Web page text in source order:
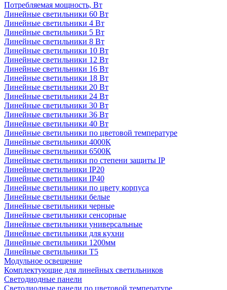
Потребляемая мощность, Вт
Линейные светильники 60 Вт
Линейные светильники 4 Вт
Линейные светильники 5 Вт
Линейные светильники 8 Вт
Линейные светильники 10 Вт
Линейные светильники 12 Вт
Линейные светильники 16 Вт
Линейные светильники 18 Вт
Линейные светильники 20 Вт
Линейные светильники 24 Вт
Линейные светильники 30 Вт
Линейные светильники 36 Вт
Линейные светильники 40 Вт
Линейные светильники по цветовой температуре
Линейные светильники 4000К
Линейные светильники 6500К
Линейные светильники по степени защиты IP
Линейные светильники IP20
Линейные светильники IP40
Линейные светильники по цвету корпуса
Линейные светильники белые
Линейные светильники черные
Линейные светильники сенсорные
Линейные светильники универсальные
Линейные светильники для кухни
Линейные светильники 1200мм
Линейные светильники Т5
Модульное освещение
Комплектующие для линейных светильников
Светодиодные панели
Светодиодные панели по цветовой температуре